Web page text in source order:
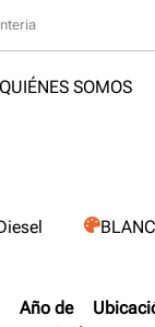
QUIÉNES SOMOS
Año de